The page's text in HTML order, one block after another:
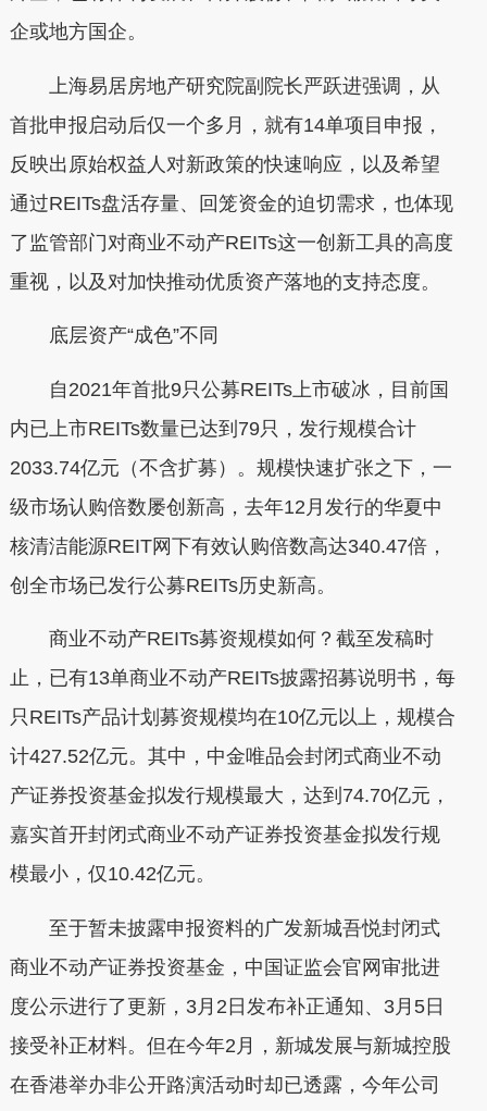
企或地方国企。
上海易居房地产研究院副院长严跃进强调，从
首批申报启动后仅一个多月，就有14单项目申报，
反映出原始权益人对新政策的快速响应，以及希望
通过REITs盘活存量、回笼资金的迫切需求，也体现
了监管部门对商业不动产REITs这一创新工具的高度
重视，以及对加快推动优质资产落地的支持态度。
底层资产“成色”不同
自2021年首批9只公募REITs上市破冰，目前国
内已上市REITs数量已达到79只，发行规模合计
2033.74亿元（不含扩募）。规模快速扩张之下，一
级市场认购倍数屡创新高，去年12月发行的华夏中
核清洁能源REIT网下有效认购倍数高达340.47倍，
创全市场已发行公募REITs历史新高。
商业不动产REITs募资规模如何？截至发稿时
止，已有13单商业不动产REITs披露招募说明书，每
只REITs产品计划募资规模均在10亿元以上，规模合
计427.52亿元。其中，中金唯品会封闭式商业不动
产证券投资基金拟发行规模最大，达到74.70亿元，
嘉实首开封闭式商业不动产证券投资基金拟发行规
模最小，仅10.42亿元。
至于暂未披露申报资料的广发新城吾悦封闭式
商业不动产证券投资基金，中国证监会官网审批进
度公示进行了更新，3月2日发布补正通知、3月5日
接受补正材料。但在今年2月，新城发展与新城控股
在香港举办非公开路演活动时却已透露，今年公司